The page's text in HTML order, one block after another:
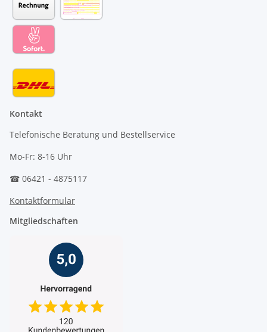
Kontakt
Telefonische Beratung und Bestellservice
Mo-Fr: 8-16 Uhr
☎ 06421 - 4875117
Kontaktformular
Mitgliedschaften